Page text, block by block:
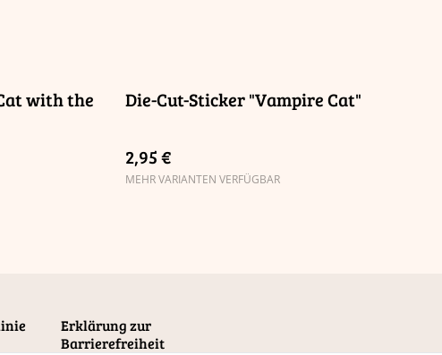
with the
Die-Cut-Sticker "Vampire Cat"
2,95 €
MEHR VARIANTEN VERFÜGBAR
Erklärung zur
Barrierefreiheit